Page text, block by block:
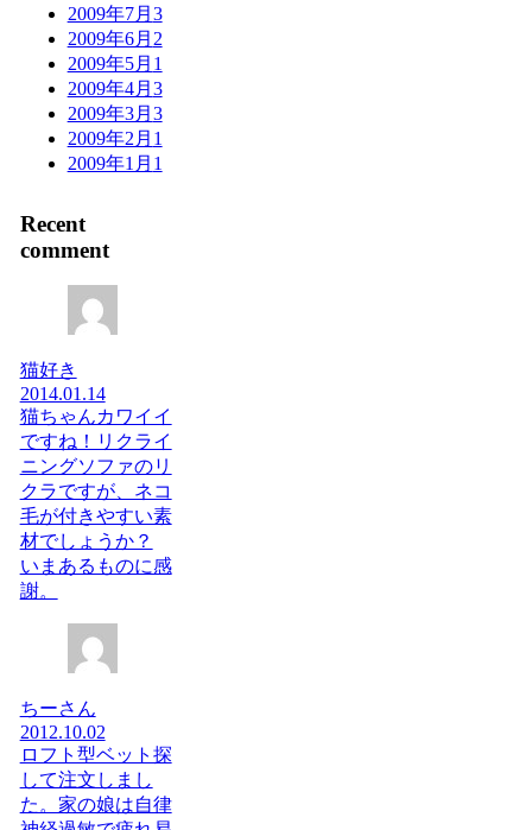
2009年7月 3
2009年6月 2
2009年5月 1
2009年4月 3
2009年3月 3
2009年2月 1
2009年1月 1
Recent
comment
猫好き
2014.01.14
猫ちゃんカワイイ
ですね！リクライ
ニングソファのリ
クラですが、ネコ
毛が付きやすい素
材でしょうか？
いまあるものに感
謝。
ちーさん
2012.10.02
ロフト型ベット探
して注文しまし
た。家の娘は自律